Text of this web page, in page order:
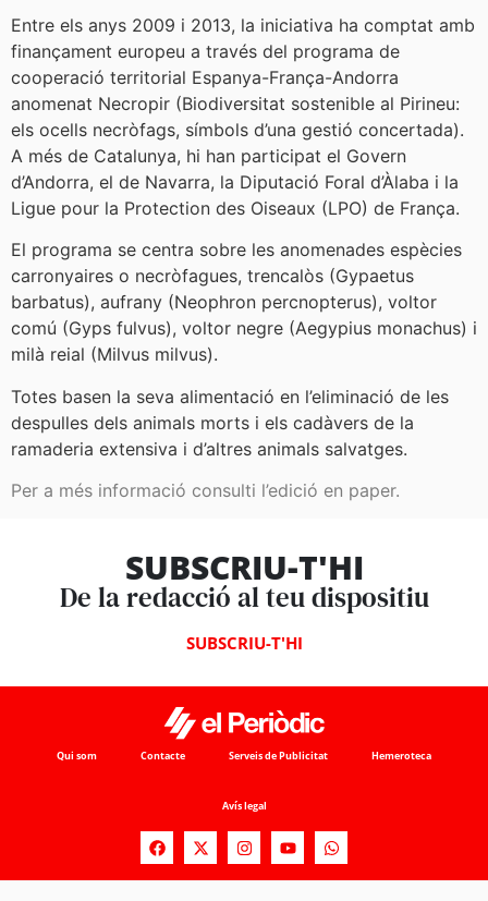
Entre els anys 2009 i 2013, la iniciativa ha comptat amb
finançament europeu a través del programa de
cooperació territorial Espanya-França-Andorra
anomenat Necropir (Biodiversitat sostenible al Pirineu:
els ocells necròfags, símbols d’una gestió concertada).
A més de Catalunya, hi han participat el Govern
d’Andorra, el de Navarra, la Diputació Foral d’Àlaba i la
Ligue pour la Protection des Oiseaux (LPO) de França.
El programa se centra sobre les anomenades espècies
carronyaires o necròfagues, trencalòs (Gypaetus
barbatus), aufrany (Neophron percnopterus), voltor
comú (Gyps fulvus), voltor negre (Aegypius monachus) i
milà reial (Milvus milvus).
Totes basen la seva alimentació en l’eliminació de les
despulles dels animals morts i els cadàvers de la
ramaderia extensiva i d’altres animals salvatges.
Per a més informació consulti l’edició en paper.
SUBSCRIU-T'HI
De la redacció al teu dispositiu
SUBSCRIU-T'HI
Qui som Contacte Serveis de Publicitat Hemeroteca
Avís legal